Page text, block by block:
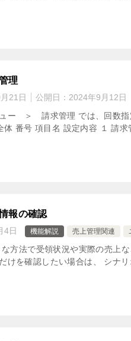
理
21日 公開日： 2024年9月12日
ー ＞ 請求管理 では、回数指
体 番号 項目名 設定内容 １ 請
報の確認
4日 機能解説 売上管理関連
方法で受領状況や実際の売上
けを確認したい場合は、 シ